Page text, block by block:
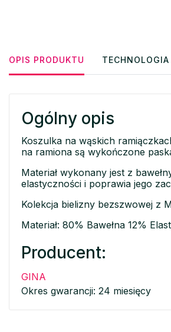
OPIS PRODUKTU TECHNOLOGIA
Ogólny opis
Koszulka na wąskich
na ramiona są wykończone
Materiał wykonany jest z
elastyczności i poprawia jego
Kolekcja bielizny bezszwowej z
Materiał: 80% Bawełna 12%
Producent:
GINA
Okres gwarancji: 24 miesięcy